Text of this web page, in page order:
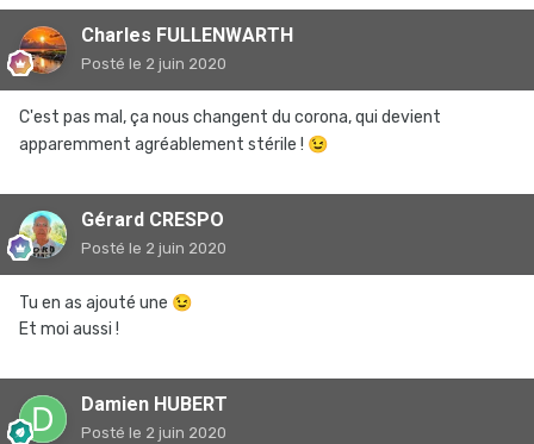
Charles FULLENWARTH
Posté le 2 juin 2020
C'est pas mal, ça nous changent du corona, qui devient
apparemment agréablement stérile ! 😉
Gérard CRESPO
Posté le 2 juin 2020
Tu en as ajouté une 😉
Et moi aussi !
Damien HUBERT
Posté le 2 juin 2020